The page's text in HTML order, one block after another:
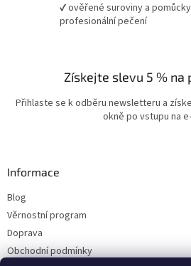
✔ ověřené suroviny a
profesionální pečení
Získejte slevu 5 % na
Přihlaste se k odběru newsletteru a
okně po vstupu na
Informace
Blog
Věrnostní program
Doprava
Obchodní podmínky